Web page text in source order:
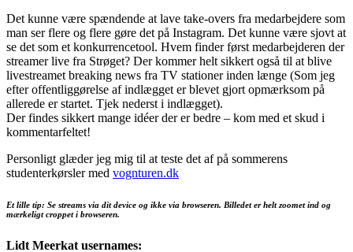
Det kunne være spændende at lave take-overs fra medarbejdere som
man ser flere og flere gøre det på Instagram. Det kunne være sjovt at
se det som et konkurrencetool. Hvem finder først medarbejderen der
streamer live fra Strøget? Der kommer helt sikkert også til at blive
livestreamet breaking news fra TV stationer inden længe (Som jeg
efter offentliggørelse af indlægget er blevet gjort opmærksom på
allerede er startet. Tjek nederst i indlægget).
Der findes sikkert mange idéer der er bedre – kom med et skud i
kommentarfeltet!
Personligt glæder jeg mig til at teste det af på sommerens
studenterkørsler med vognturen.dk
Et lille tip: Se streams via dit device og ikke via browseren. Billedet er helt zoomet ind og
mærkeligt croppet i browseren.
Lidt Meerkat usernames: